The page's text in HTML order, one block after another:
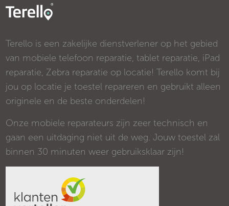
Terello is een zakelijke dienstverlener op het gebied
van mobiele telefoon reparatie, tablet reparatie, iPad
reparatie, Zebra reparatie op locatie! Terello komt bij
jou op locatie je toestel repareren en gebruikt alleen
originele en de beste onderdelen!
Onze mobiele reparateurs zijn zeer technisch en
gaan een uitdaging niet uit de weg. Jouw toestel zal
binnen 30 minuten weer gebruiksklaar zijn!